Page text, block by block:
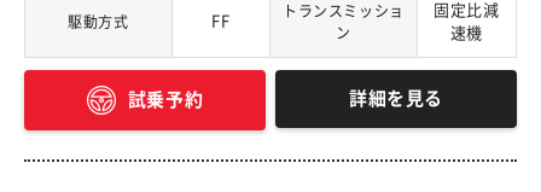
駆動方式 FF
トランスミッショ
ン
固定比減
速機
試乗予約 詳細を見る